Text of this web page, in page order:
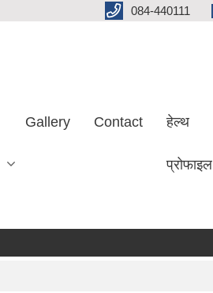
084-440111
Gallery Contact हेल्थ
प्रोफाइल